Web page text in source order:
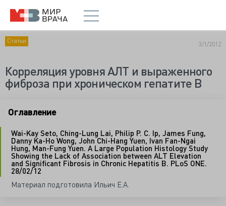
Статьи 3/1/2012
Корреляция уровня АЛТ и выраженного
фиброза при хроническом гепатите B
Оглавление
Wai-Kay Seto, Ching-Lung Lai, Philip P. C. Ip, James Fung,
Danny Ka-Ho Wong, John Chi-Hang Yuen, Ivan Fan-Ngai
Hung, Man-Fung Yuen. A Large Population Histology Study
Showing the Lack of Association between ALT Elevation
and Significant Fibrosis in Chronic Hepatitis B. PLoS ONE.
28/02/12
Материал подготовила Ильич Е.А.